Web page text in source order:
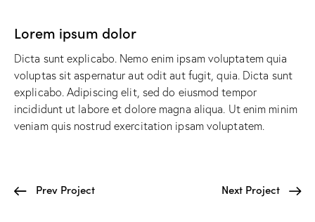
Lorem ipsum dolor
Dicta sunt explicabo. Nemo enim ipsam voluptatem quia
voluptas sit aspernatur aut odit aut fugit, quia. Dicta sunt
explicabo. Adipiscing elit, sed do eiusmod tempor
incididunt ut labore et dolore magna aliqua. Ut enim minim
veniam quis nostrud exercitation ipsam voluptatem.
Prev Project Next Project